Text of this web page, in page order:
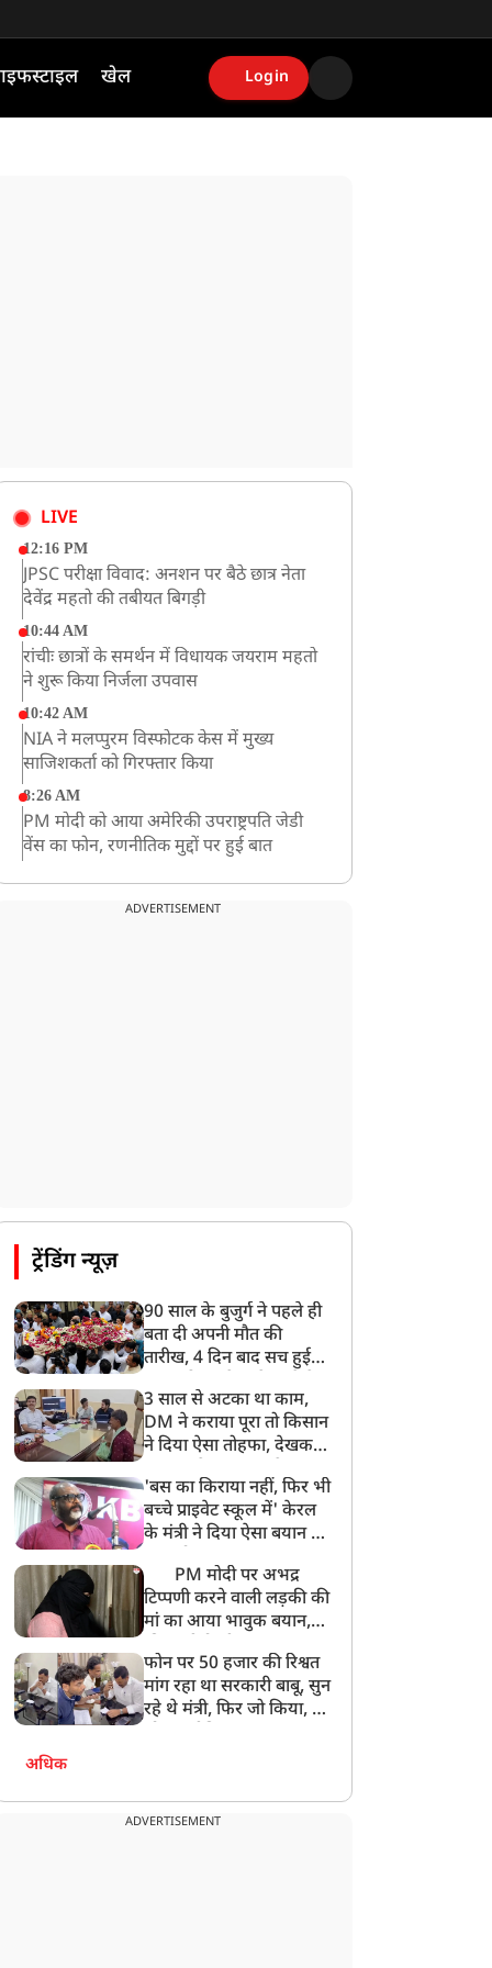
खेल Login
LIVE
12:16 PM
JPSC परीक्षा विवाद: अनशन पर बैठे छात्र नेता
देवेंद्र महतो की तबीयत बिगड़ी
10:44 AM
रांचीः छात्रों के समर्थन में विधायक जयराम महतो
ने शुरू किया निर्जला उपवास
10:42 AM
NIA ने मलप्पुरम विस्फोटक केस में मुख्य
साजिशकर्ता को गिरफ्तार किया
8:26 AM
PM मोदी को आया अमेरिकी उपराष्ट्रपति जेडी
वेंस का फोन, रणनीतिक मुद्दों पर हुई बात
रांची: छात्रों और झारखंड सरकार के बीच आज
ADVERTISEMENT
ट्रेंडिंग न्यूज़
90 साल के बुजुर्ग ने पहले ही
बता दी अपनी मौत की
तारीख, 4 दिन बाद सच हुई
साथ निकाली अंतिम यात्रा
3 साल से अटका था काम,
DM ने कराया पूरा तो किसान
ने दिया ऐसा तोहफा, देखकर
अनमोल कुछ नहीं
'बस का किराया नहीं, फिर भी
बच्चे प्राइवेट स्कूल में' केरल
के मंत्री ने दिया ऐसा बयान की
PM मोदी पर अभद्र
टिप्पणी करने वाली लड़की की
मां का आया भावुक बयान,
बेटी को गोद लें प्रधानमंत्री
फोन पर 50 हजार की रिश्वत
मांग रहा था सरकारी बाबू, सुन
रहे थे मंत्री, फिर जो किया, वो
अधिक
ADVERTISEMENT